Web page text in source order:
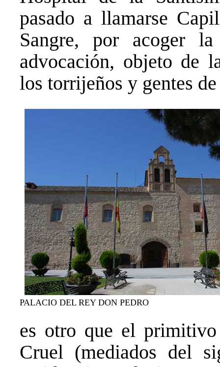
pasado a llamarse
Sangre, por acoger
advocación, objeto de
los torrijeños y gentes
PALACIO DEL REY DON PEDRO
es otro que el
Cruel (mediados del